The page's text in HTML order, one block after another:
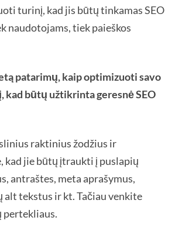
turinį, kad jis būtų tinkamas SEO
naudotojams, tiek paieškos
patarimų, kaip optimizuoti savo
kad būtų užtikrinta geresnė SEO
raktinius žodžius ir
kad jie būtų įtraukti į puslapių
antraštes, meta aprašymus,
alt tekstus ir kt. Tačiau venkite
pertekliaus.